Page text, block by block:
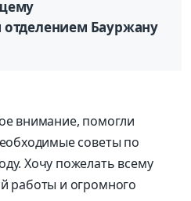
Бауржану
внимание, помогли
советы по
Хочу пожелать всему
работы и огромного